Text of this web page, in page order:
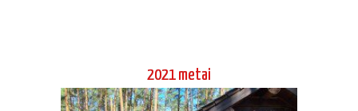
2021 metai